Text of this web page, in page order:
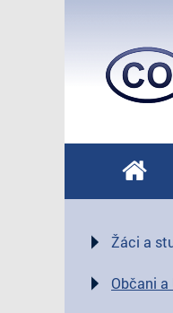
Žáci a
Občani a